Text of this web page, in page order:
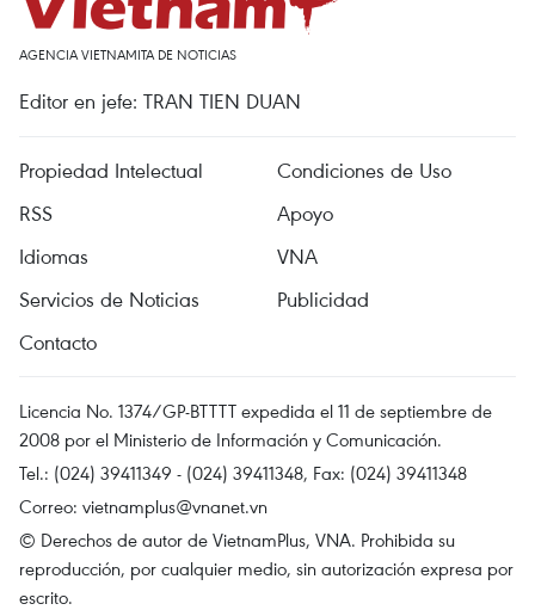
AGENCIA VIETNAMITA DE NOTICIAS
Editor en jefe: TRAN TIEN DUAN
Propiedad Intelectual
Condiciones de Uso
RSS
Apoyo
Idiomas
VNA
Servicios de Noticias
Publicidad
Contacto
Licencia No. 1374/GP-BTTTT expedida el 11 de septiembre de
2008 por el Ministerio de Información y Comunicación.
Tel.: (024) 39411349 - (024) 39411348, Fax: (024) 39411348
Correo: vietnamplus@vnanet.vn
© Derechos de autor de VietnamPlus, VNA. Prohibida su
reproducción, por cualquier medio, sin autorización expresa por
escrito.